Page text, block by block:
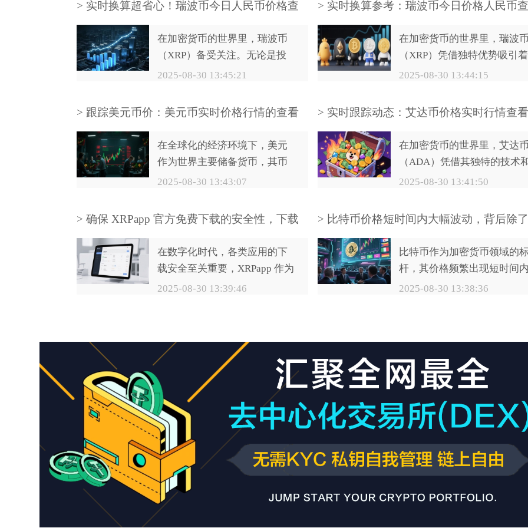
杂，如何高效地查询和利用这
些数据成为了关键问题。为了
进一步提升生态服务水平，相
关部门对官网进行了升级改
造，新增数据可视化模块，极
> 实时换算超省心！瑞波币今日人民币价格查
在加密货币的世界里，瑞波币
（XRP）备受关注。无论是投
资者想要把握交易时机，还是
了解瑞波币今日人民币价格都
至关重要。接下来，为你介绍
几种实用的查询技巧。
2025-08-30 13:45:21
> 实时换算参考：瑞波币今日价格人民币
在加密货币的世界里，瑞波币
（XRP）凭借独特优势吸引着
众多投资者目光。对于关注瑞
人民币计价的实时价格至关重
要。下面将介绍一些实用的查
询技巧。
2025-08-30 13:44:15
> 跟踪美元币价：美元币实时价格行情的查看
在全球化的经济环境下，美元
作为世界主要储备货币，其币
价的波动对国际贸易、投资决
深远影响。及时准确地了解美
元实时价格行情，能为我们的
经济活动提供有力支持。下面
就为大家介绍查看美元币实时
价格行情的方法。
2025-08-30 13:43:07
> 实时跟踪动态：艾达币价格实时行情查
在加密货币的世界里，艾达币
（ADA）凭借其独特的技术
发展潜力，吸引了众多投资者
市场中做出明智决策，实时掌
握艾达币的价格行情至关重
要。本文将为您详细介绍查看
艾达币价格实时行情的多种实
用方法。
2025-08-30 13:41:50
> 确保 XRPapp 官方免费下载的安全性，下载
在数字化时代，各类应用的下
载安全至关重要，XRPapp 作为
一款受用户关注的应用，其官
前后的检查步骤。
2025-08-30 13:39:46
> 比特币价格短时间内大幅波动，背后除
比特币作为加密货币领域的
杆，其价格频繁出现短时间内
的大幅波动，早已不是新鲜
新、监管政策等多个维度。
2025-08-30 13:38:36